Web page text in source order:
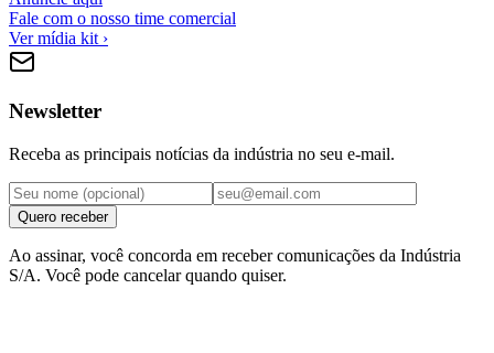
Fale com o nosso time comercial
Ver mídia kit ›
Newsletter
Receba as principais notícias da indústria no seu e-mail.
Quero receber
Ao assinar, você concorda em receber comunicações da Indústria
S/A. Você pode cancelar quando quiser.